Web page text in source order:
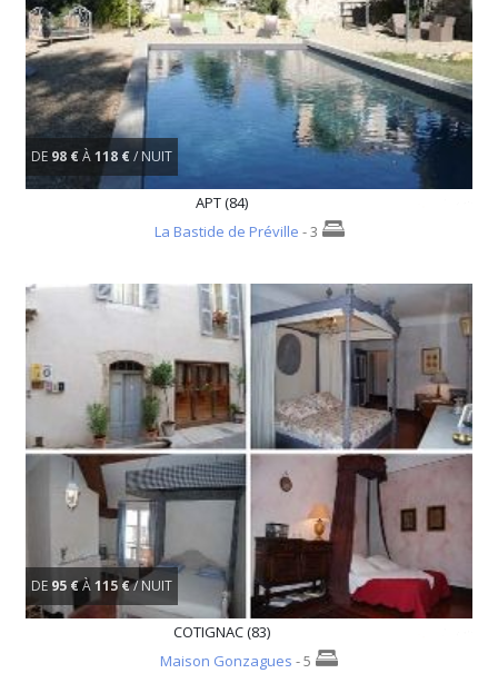
DE 98 €À118 €/ NUIT
APT (84)
La Bastide de Préville - 3
DE 95 €À115 €/ NUIT
COTIGNAC (83)
Maison Gonzagues - 5